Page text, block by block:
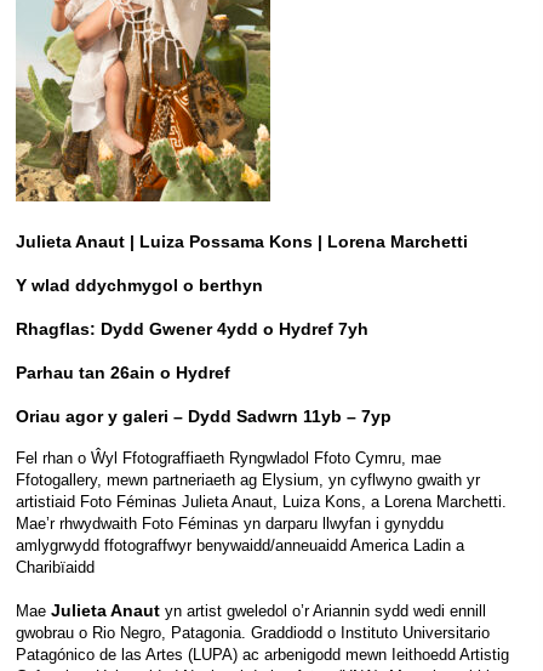
Julieta Anaut | Luiza Possama Kons | Lorena Marchetti
Y wlad ddychmygol o berthyn
Rhagflas: Dydd Gwener 4ydd o Hydref 7yh
Parhau tan 26ain o Hydref
Oriau agor y galeri – Dydd Sadwrn 11yb – 7yp
Fel rhan o Ŵyl Ffotograffiaeth Ryngwladol Ffoto Cymru, mae
Ffotogallery, mewn partneriaeth ag Elysium, yn cyflwyno gwaith yr
artistiaid Foto Féminas Julieta Anaut, Luiza Kons, a Lorena Marchetti.
Mae’r rhwydwaith Foto Féminas yn darparu llwyfan i gynyddu
amlygrwydd ffotograffwyr benywaidd/anneuaidd America Ladin a
Charibïaidd
MaeJulieta Anaut yn artist gweledol o’r Ariannin sydd wedi ennill
gwobrau o Rio Negro, Patagonia. Graddiodd o Instituto Universitario
Patagónico de las Artes (LUPA) ac arbenigodd mewn Ieithoedd Artistig